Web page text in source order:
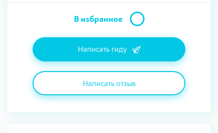
В избранное
Написать гиду
Написать отзыв